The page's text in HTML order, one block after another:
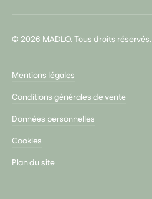
© 2026 MADLO. Tous droits réservés.
Mentions légales
Conditions générales de vente
Données personnelles
Cookies
Plan du site